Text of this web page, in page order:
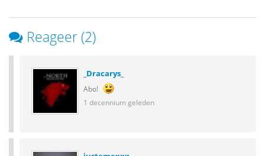
Reageer (2)
_Dracarys_
Abo!
1 decennium geleden